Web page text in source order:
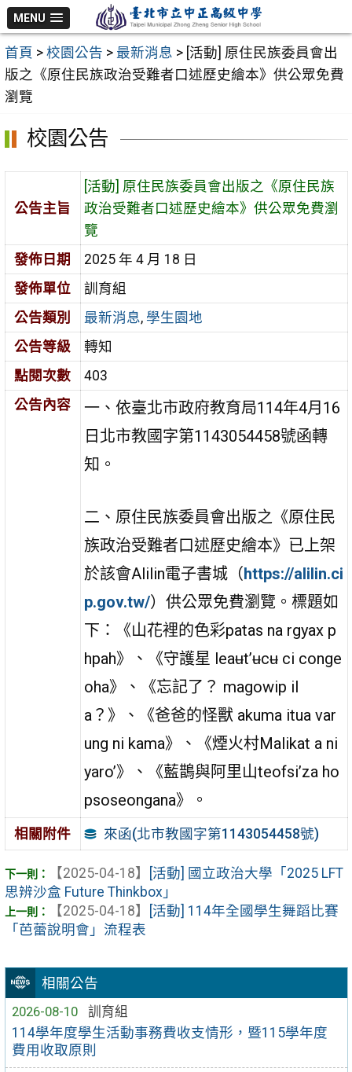
跳
至
主
要
內
MENU
首頁 > 校園公告 > 最新消息 > [活動] 原住民族委員會出
版之《原住民族政治受難者口述歷史繪本》供公眾免費
瀏覽
相關公告
2026-08-10
訓育組
114學年度學生活動事務費收支情形，暨115學年度
費用收取原則
校園公告
公告主旨
[活動] 原住民族委員會出版之《原住民族
政治受難者口述歷史繪本》供公眾免費瀏
覽
發佈日期
2025 年 4 月 18 日
發佈單位
訓育組
公告類別
最新消息, 學生園地
公告等級
轉知
點閱次數
403
公告內容
一、依臺北市政府教育局114年4月16
日北市教國字第1143054458號函轉
知。
二、原住民族委員會出版之《原住民
族政治受難者口述歷史繪本》已上架
於該會Alilin電子書城（https://alilin.ci
p.gov.tw/）供公眾免費瀏覽。標題如
下：《山花裡的色彩patas na rgyax p
hpah》、《守護星 leaʉt’ʉcʉ ci conge
oha》、《忘記了？ magowip il
a？》、《爸爸的怪獸 akuma itua var
ung ni kama》、《煙火村Malikat a ni
yaro’》、《藍鵲與阿里山teofsi’za ho
psoseongana》。
相關附件 來函(北市教國字第1143054458號)
【2025-04-18】
[活動] 國立政治大學「2025 LFT
思辨沙盒 Future Thinkbox」
【2025-04-18】
[活動] 114年全國學生舞蹈比賽
「芭蕾說明會」流程表